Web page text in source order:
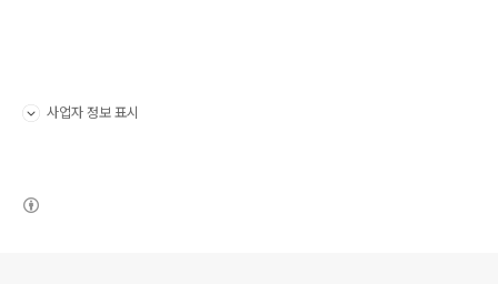
사업자 정보 표시